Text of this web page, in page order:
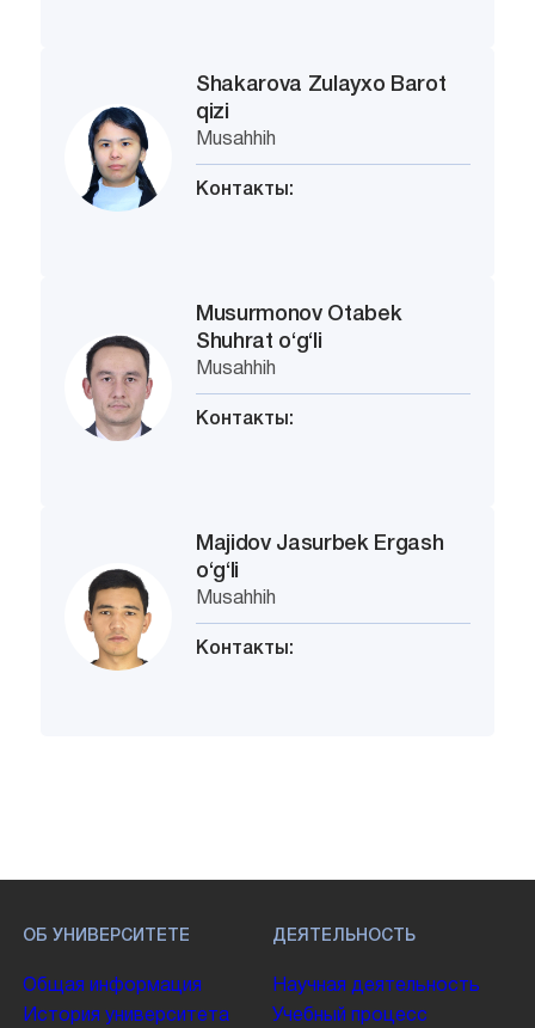
Shakarova Zulayxo Barot
qizi
Musahhih
Контакты:
Musurmonov Otabek
Shuhrat o‘g‘li
Musahhih
Контакты:
Majidov Jasurbek Ergash
o‘g‘li
Musahhih
Контакты:
ОБ УНИВЕРСИТЕТЕ
Общая информация
История университета
ДЕЯТЕЛЬНОСТЬ
Научная деятельность
Учебный процесс